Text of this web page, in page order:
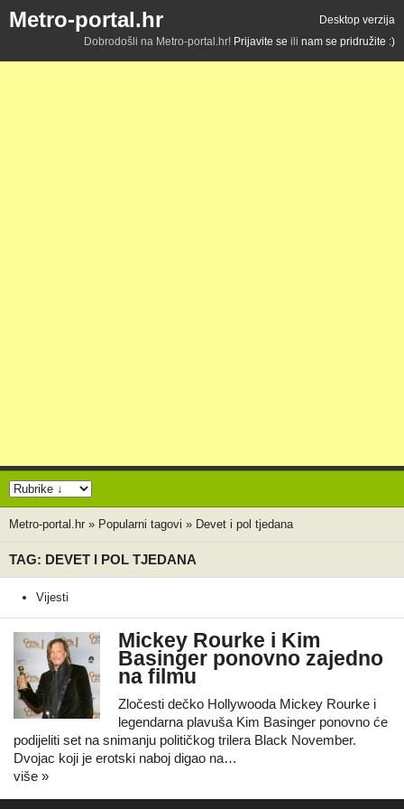
Metro-portal.hr
Desktop verzija
Dobrodošli na Metro-portal.hr! Prijavite se ili nam se pridružite :)
Metro-portal.hr » Popularni tagovi » Devet i pol tjedana
TAG: DEVET I POL TJEDANA
Vijesti
Mickey Rourke i Kim
Basinger ponovno zajedno
na filmu
Zločesti dečko Hollywooda Mickey Rourke i
legendarna plavuša Kim Basinger ponovno će
podijeliti set na snimanju političkog trilera Black November.
Dvojac koji je erotski naboj digao na…
više »